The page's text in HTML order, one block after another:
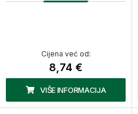
Cijena već od:
8,74 €
VIŠE INFORMACIJA